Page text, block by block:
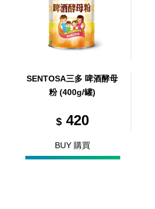
SENTOSA三多 啤酒酵母
粉 (400g/罐)
$420
BUY 購買